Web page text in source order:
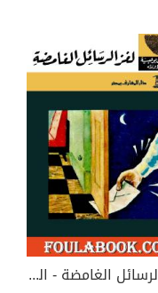
لغز الرسائل الغامضة - الطبعة الخامسة